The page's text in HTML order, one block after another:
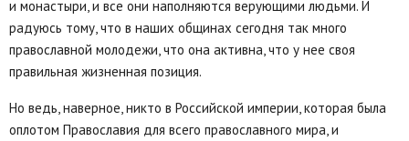
и монастыри, и все они наполняются верующими людьми. И
радуюсь тому, что в наших общинах сегодня так много
православной молодежи, что она активна, что у нее своя
правильная жизненная позиция.
Но ведь, наверное, никто в Российской империи, которая была
оплотом Православия для всего православного мира, и